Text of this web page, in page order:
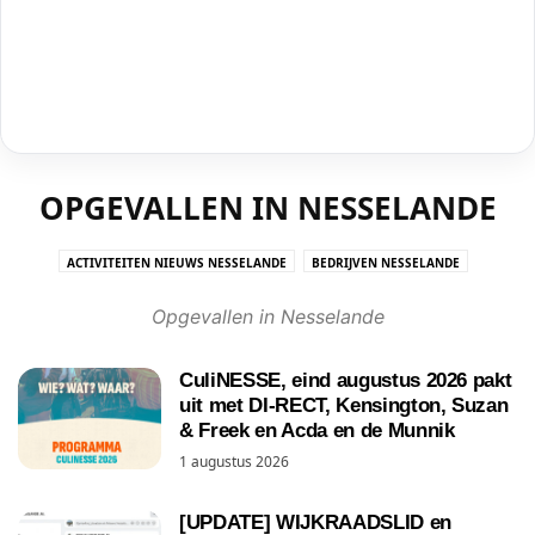
OPGEVALLEN IN NESSELANDE
ACTIVITEITEN NIEUWS NESSELANDE
BEDRIJVEN NESSELANDE
GEMEENTE #RAAD010
KERK IN NESSELANDE
NESSELANDE IN DE PERS
OMGEVING NESSELANDE
ONDERWIJS NESSELANDE
OPGEVALLEN IN NESSELANDE
OPINIE/COLUMN
POLL NESSELANDE
Opgevallen in Nesselande
CuliNESSE, eind augustus 2026 pakt
uit met DI-RECT, Kensington, Suzan
& Freek en Acda en de Munnik
1 augustus 2026
[UPDATE] WIJKRAADSLID en